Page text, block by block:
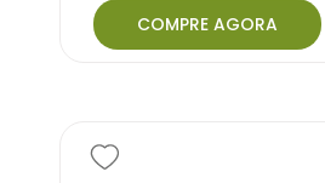
COMPRE AGORA